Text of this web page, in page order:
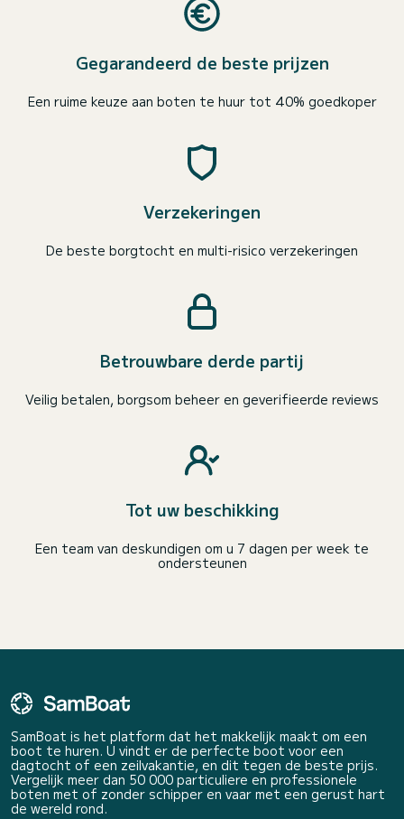
Gegarandeerd de beste prijzen
Een ruime keuze aan boten te huur tot 40% goedkoper
Verzekeringen
De beste borgtocht en multi-risico verzekeringen
Betrouwbare derde partij
Veilig betalen, borgsom beheer en geverifieerde reviews
Tot uw beschikking
Een team van deskundigen om u 7 dagen per week te
ondersteunen
SamBoat is het platform dat het makkelijk maakt om een
boot te huren. U vindt er de perfecte boot voor een
dagtocht of een zeilvakantie, en dit tegen de beste prijs.
Vergelijk meer dan 50 000 particuliere en professionele
boten met of zonder schipper en vaar met een gerust hart
de wereld rond.